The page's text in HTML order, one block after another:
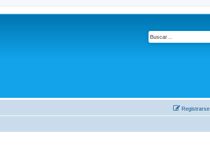
Registrarse